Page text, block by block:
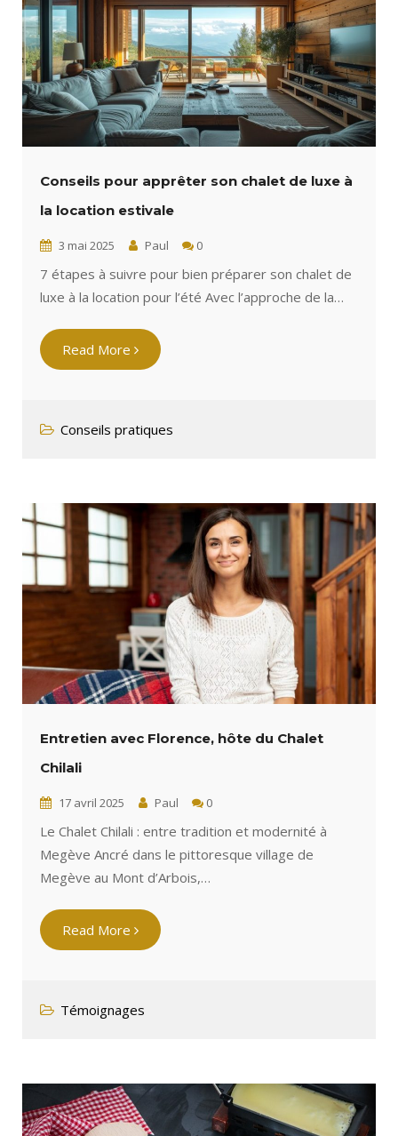
Conseils pour apprêter son chalet de luxe à
la location estivale
3 mai 2025 Paul 0
7 étapes à suivre pour bien préparer son chalet de
luxe à la location pour l’été Avec l’approche de la…
Read More
Conseils pratiques
Entretien avec Florence, hôte du Chalet
Chilali
17 avril 2025 Paul 0
Le Chalet Chilali : entre tradition et modernité à
Megève Ancré dans le pittoresque village de
Megève au Mont d’Arbois,…
Read More
Témoignages